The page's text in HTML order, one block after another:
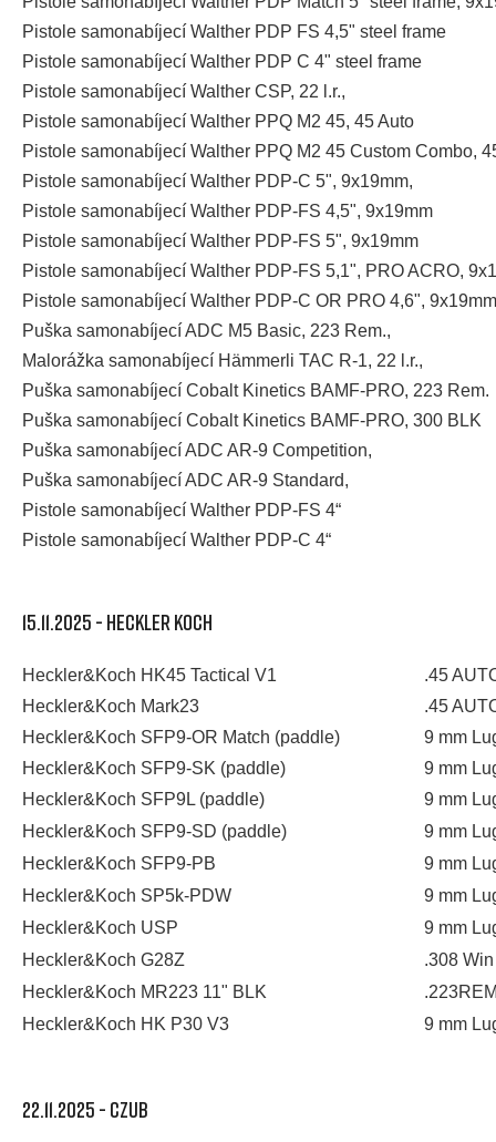
Pistole samonabíjecí Walther PDP FS 4,5" steel frame
Pistole samonabíjecí Walther PDP C 4" steel frame
Pistole samonabíjecí Walther CSP, 22 l.r.,
Pistole samonabíjecí Walther PPQ M2 45, 45 Auto
Pistole samonabíjecí Walther PPQ M2 45 Custom Combo,
Pistole samonabíjecí Walther PDP-C 5", 9x19mm,
Pistole samonabíjecí Walther PDP-FS 4,5", 9x19mm
Pistole samonabíjecí Walther PDP-FS 5", 9x19mm
Pistole samonabíjecí Walther PDP-FS 5,1", PRO ACRO,
Pistole samonabíjecí Walther PDP-C OR PRO 4,6", 9x19mm
Puška samonabíjecí ADC M5 Basic, 223 Rem.,
Malorážka samonabíjecí Hämmerli TAC R-1, 22 l.r.,
Puška samonabíjecí Cobalt Kinetics BAMF-PRO, 223 Rem.
Puška samonabíjecí Cobalt Kinetics BAMF-PRO, 300 BLK
Puška samonabíjecí ADC AR-9 Competition,
Puška samonabíjecí ADC AR-9 Standard,
Pistole samonabíjecí Walther PDP-FS 4“
Pistole samonabíjecí Walther PDP-C 4“
15.11.2025 - HECKLER KOCH
Heckler&Koch HK45 Tactical V1
.45
Heckler&Koch Mark23
.45
Heckler&Koch SFP9-OR Match (paddle)
9 mm
Heckler&Koch SFP9-SK (paddle)
9 mm
Heckler&Koch SFP9L (paddle)
9 mm
Heckler&Koch SFP9-SD (paddle)
9 mm
Heckler&Koch SFP9-PB
9 mm
Heckler&Koch SP5k-PDW
9 mm
Heckler&Koch USP
9 mm
Heckler&Koch G28Z
.308 Win
Heckler&Koch MR223 11" BLK
Heckler&Koch HK P30 V3
9 mm
22.11.2025 - CZUB